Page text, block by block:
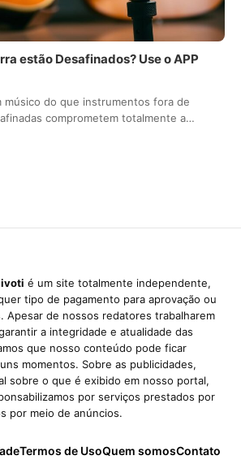
estão Desafinados? Use o APP
músico do que instrumentos fora de
comprometem totalmente a…
é um site totalmente independente,
tipo de pagamento para aprovação ou
Apesar de nossos redatores trabalharem
a integridade e atualidade das
que nosso conteúdo pode ficar
momentos. Sobre as publicidades,
sobre o que é exibido em nosso portal,
por serviços prestados por
por meio de anúncios.
Termos de UsoQuem somosContato